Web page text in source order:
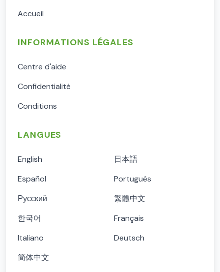
Accueil
INFORMATIONS LÉGALES
Centre d'aide
Confidentialité
Conditions
LANGUES
English
日本語
Español
Português
Русский
繁體中文
한국어
Français
Italiano
Deutsch
简体中文